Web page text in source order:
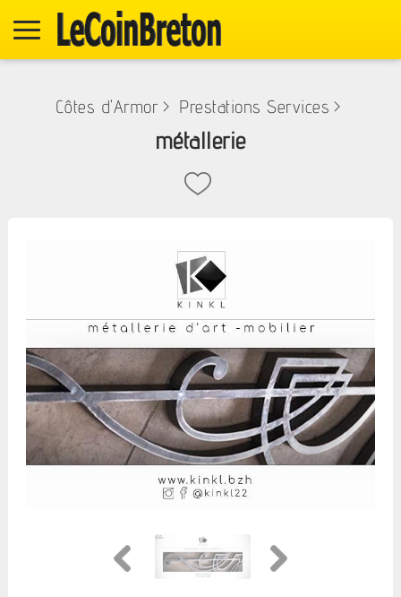
Côtes d'Armor > Prestations Services >
métallerie